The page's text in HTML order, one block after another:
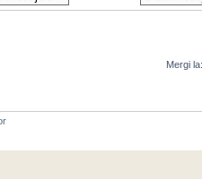
Mergi la: